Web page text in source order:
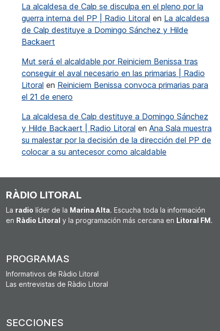
La alcaldesa de Calp se disculpa en el pleno por la
guerra interna del PP | Radio Litoral en La alcaldesa
de Calp destituye a Domingo Sánchez y Hilde
Backaert
Mut será el alcaldable por Reiniciem Benissa tras
conseguir el aval necesario en las primarias | Radio
Litoral en Reiniciem Benissa convoca primarias para
el 21 de enero
La alcaldesa de Calp destituye a Domingo Sánchez
y Hilde Backaert | Radio Litoral en Ana Sala muestra
su malestar por la decisión de la dirección del PP de
colocar a su antecesor como alcaldable
RÀDIO LITORAL
La radio líder de la Marina Alta. Escucha toda la información
en Ràdio Litoral y la programación más cercana en Litoral FM.
PROGRAMAS
Informativos de Ràdio Litoral
Las entrevistas de Ràdio Litoral
SECCIONES